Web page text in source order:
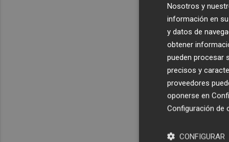
Nosotros y
información en
y datos de
obtener
pueden procesar
precisos y
proveedores
oponerse en
Configuración de
CONFIGURAR